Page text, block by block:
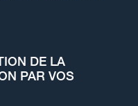
DE LA
PAR VOS